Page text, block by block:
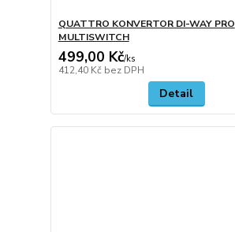
QUATTRO KONVERTOR DI-WAY PRO
MULTISWITCH
499,00 Kč/ks
412,40 Kč bez DPH
Detail